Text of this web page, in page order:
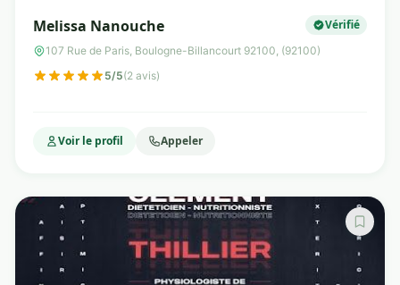
Melissa Nanouche Vérifié
107 Rue de Paris, Boulogne-Billancourt 92100, (92100)
5/5(2 avis)
Voir le profil Appeler